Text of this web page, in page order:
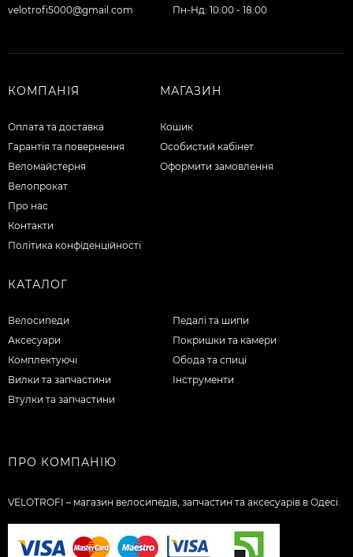
velotrofi5000@gmail.com Пн-Нд: 10:00 - 18:00
КОМПАНІЯ
Оплата та доставка
Гарантія та повернення
Веломайстерня
Велопрокат
Про нас
Контакти
Політика конфіденційності
МАГАЗИН
Кошик
Особистий кабінет
Оформити замовлення
КАТАЛОГ
Велосипеди
Аксесуари
Комплектуючі
Вилки та запчастини
Втулки та запчастини
Педалі та шипи
Покришки та камери
Обода та спиці
Інструменти
ПРО КОМПАНІЮ
VELOTROFI – магазин велосипедів, запчастин та аксесуарів в Одесі.